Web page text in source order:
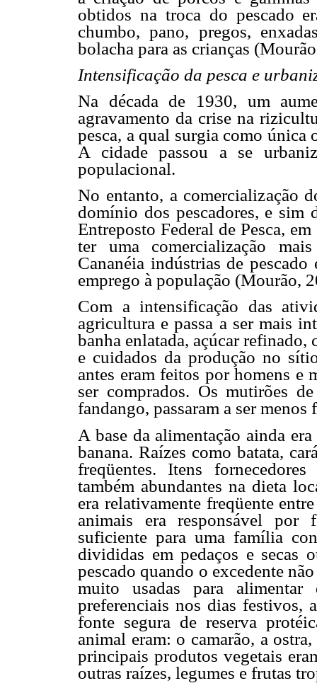
obtidos na troca do pescado
chumbo, pano, pregos,
bolacha para as crianças
Intensificação da pesca e
Na década de 1930, um
agravamento da crise na
pesca, a qual surgia como única
A cidade passou a se
populacional.
No entanto, a comercialização
domínio dos pescadores, e sim
Entreposto Federal de Pesca,
ter uma comercialização
Cananéia indústrias de
emprego à população (Mourão,
Com a intensificação das
agricultura e passa a ser mais
banha enlatada, açúcar refinado,
e cuidados da produção no
antes eram feitos por homens e
ser comprados. Os mutirões
fandango, passaram a ser menos
A base da alimentação ainda
banana. Raízes como batata,
freqüentes. Itens
também abundantes na dieta
era relativamente freqüente
animais era responsável por
suficiente para uma família
divididas em pedaços e secas
pescado quando o excedente
muito usadas para
preferenciais nos dias festivos,
fonte segura de reserva
animal eram: o camarão, a
principais produtos vegetais
outras raízes, legumes e frutas